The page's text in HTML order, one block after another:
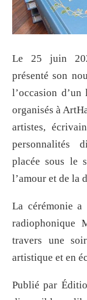
Le 25 juin
présenté son
l’occasion d’un
organisés à
artistes,
personnalités
placée sous le
l’amour et de la
La cérémonie a
radiophonique
travers une
artistique et en
Publié par